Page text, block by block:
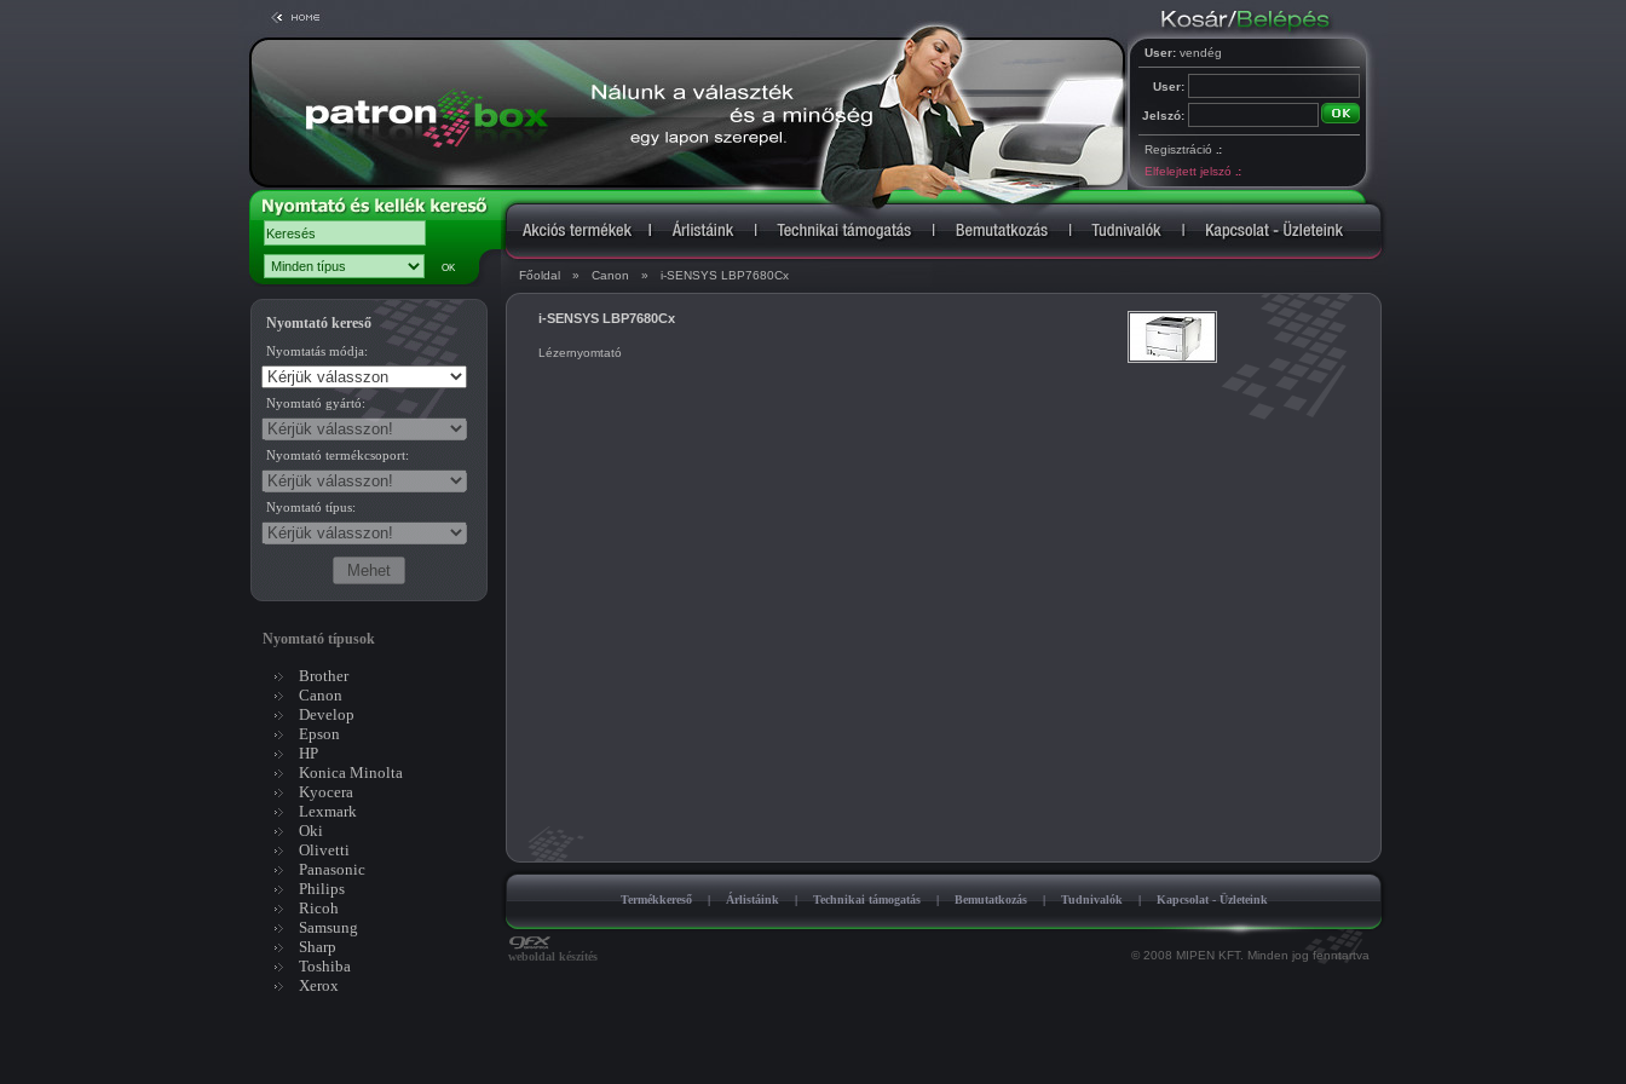
User: vendég
User:
Jelszó:
Regisztráció .:
Elfelejtett jelszó .:
Főoldal » Canon » i-SENSYS LBP7680Cx
Nyomtató kereső
Nyomtatás módja:
Nyomtató gyártó:
Nyomtató termékcsoport:
Nyomtató típus:
Nyomtató típusok
Brother
Canon
Develop
Epson
HP
Konica Minolta
Kyocera
Lexmark
Oki
Olivetti
Panasonic
Philips
Ricoh
Samsung
Sharp
Toshiba
Xerox
i-SENSYS LBP7680Cx
Lézernyomtató
Termékkereső | Árlistáink | Technikai támogatás | Bemutatkozás | Tudnivalók | Kapcsolat - Üzleteink
© 2008 MIPEN KFT. Minden jog fenntartva
weboldal készítés